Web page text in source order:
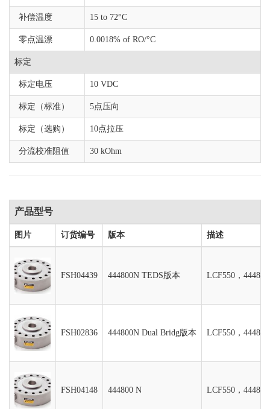
补偿温度 15 to 72°C
零点温漂 0.0018% of RO/°C
标定
标定电压 10 VDC
标定（标准） 5点压向
标定（选购） 10点拉压
分流校准阻值 30 kOhm
产品型号
图片 订货编号 版本 描述
FSH04439 444800N TEDS版本 LCF550，
FSH02836 444800N Dual Bridg版本 LCF550，
FSH04148 444800 N LCF550，